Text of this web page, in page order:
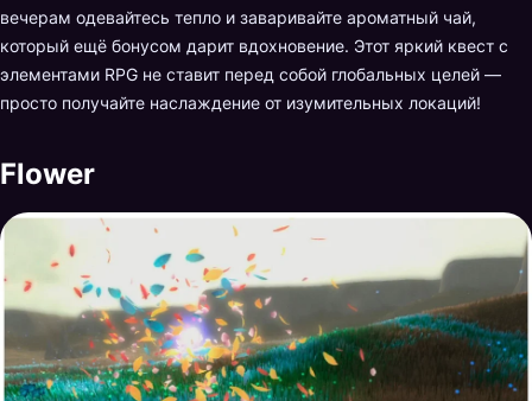
вечерам одевайтесь тепло и заваривайте ароматный чай,
который ещё бонусом дарит вдохновение. Этот яркий квест с
элементами RPG не ставит перед собой глобальных целей —
просто получайте наслаждение от изумительных локаций!
Flower